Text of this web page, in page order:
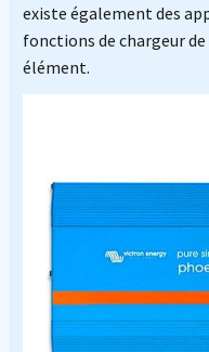
existe également des
fonctions de chargeur
élément.